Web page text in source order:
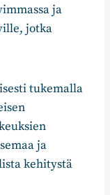
ja
jotka
tukemalla
ja
kehitystä